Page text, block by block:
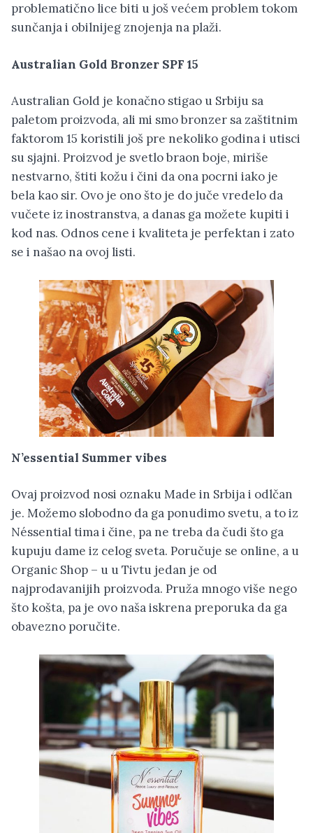
problematično lice biti u još većem problem tokom
sunčanja i obilnijeg znojenja na plaži.
Australian Gold Bronzer SPF 15
Australian Gold je konačno stigao u Srbiju sa
paletom proizvoda, ali mi smo bronzer sa zaštitnim
faktorom 15 koristili još pre nekoliko godina i utisci
su sjajni. Proizvod je svetlo braon boje, miriše
nestvarno, štiti kožu i čini da ona pocrni iako je
bela kao sir. Ovo je ono što je do juče vredelo da
vučete iz inostranstva, a danas ga možete kupiti i
kod nas. Odnos cene i kvaliteta je perfektan i zato
se i našao na ovoj listi.
N’essential Summer vibes
Ovaj proizvod nosi oznaku Made in Srbija i odlčan
je. Možemo slobodno da ga ponudimo svetu, a to iz
Néssential tima i čine, pa ne treba da čudi što ga
kupuju dame iz celog sveta. Poručuje se online, a u
Organic Shop – u u Tivtu jedan je od
najprodavanijih proizvoda. Pruža mnogo više nego
što košta, pa je ovo naša iskrena preporuka da ga
obavezno poručite.